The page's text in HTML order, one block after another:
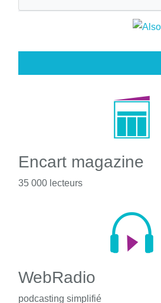
Encart magazine
35 000 lecteurs
WebRadio
podcasting simplifié